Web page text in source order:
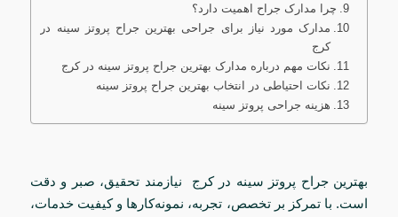
چرا مدارک جراح اهمیت دارد؟
مدارک مورد نیاز برای جراحی بهترین جراح پروتز سینه در
کرج
نکات مهم درباره مدارک بهترین جراح پروتز سینه در کرج
نکات احتیاطی در انتخاب بهترین جراح پروتز سینه
هزینه جراحی پروتز سینه
بهترین جراح پروتز سینه در کرج نیازمند تحقیق، صبر و دقت
است. با تمرکز بر تخصص، تجربه، نمونه‌کارها و کیفیت خدمات،